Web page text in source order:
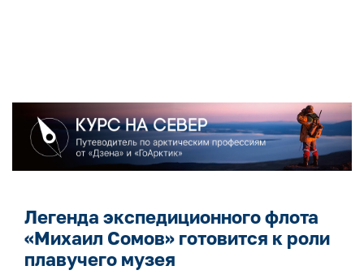
Легенда экспедиционного флота
«Михаил Сомов» готовится к роли
плавучего музея